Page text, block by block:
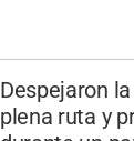
Despejaron
plena ruta y